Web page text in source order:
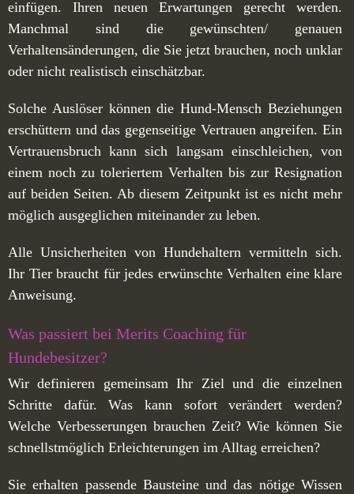
einfügen. Ihren neuen Erwartungen gerecht werden.
Manchmal sind die gewünschten/ genauen
Verhaltensänderungen, die Sie jetzt brauchen, noch unklar
oder nicht realistisch einschätzbar.
Solche Auslöser können die Hund-Mensch Beziehungen
erschüttern und das gegenseitige Vertrauen angreifen. Ein
Vertrauensbruch kann sich langsam einschleichen, von
einem noch zu toleriertem Verhalten bis zur Resignation
auf beiden Seiten. Ab diesem Zeitpunkt ist es nicht mehr
möglich ausgeglichen miteinander zu leben.
Alle Unsicherheiten von Hundehaltern vermitteln sich.
Ihr Tier braucht für jedes erwünschte Verhalten eine klare
Anweisung.
Was passiert bei Merits Coaching für
Hundebesitzer?
Wir definieren gemeinsam Ihr Ziel und die einzelnen
Schritte dafür. Was kann sofort verändert werden?
Welche Verbesserungen brauchen Zeit? Wie können Sie
schnellstmöglich Erleichterungen im Alltag erreichen?
Sie erhalten passende Bausteine und das nötige Wissen